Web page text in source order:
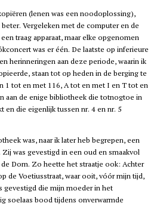
(lenen was een noodoplossing),
Vergeleken met de computer en de
traag apparaat, maar elke opgenomen
was er één. De laatste op inferieure
herinneringen aan deze periode, waarin ik
staan tot op heden in de berging te
1 tot en met 116, A tot en met I en T tot en
aan de enige bibliotheek die totnogtoe in
die eigenlijk tussen nr. 4 en nr. 5
was, naar ik later heb begrepen, een
was gevestigd in een oud en smaakvol
Dom. Zo heette het straatje ook: Achter
de Voetiusstraat, waar ooit, vóór mijn tijd,
gevestigd die mijn moeder in het
soelaas bood tijdens onverwarmde